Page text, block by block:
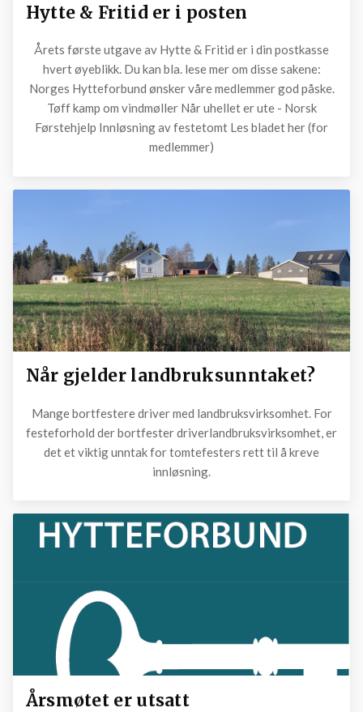
Hytte & Fritid er i posten
Årets første utgave av Hytte & Fritid er i din postkasse
hvert øyeblikk. Du kan bla. lese mer om disse sakene:
Norges Hytteforbund ønsker våre medlemmer god påske.
Tøff kamp om vindmøller Når uhellet er ute - Norsk
Førstehjelp Innløsning av festetomt Les bladet her (for
medlemmer)
Når gjelder landbruksunntaket?
Mange bortfestere driver med landbruksvirksomhet. For
festeforhold der bortfester driverlandbruksvirksomhet, er
det et viktig unntak for tomtefesters rett til å kreve
innløsning.
Årsmøtet er utsatt